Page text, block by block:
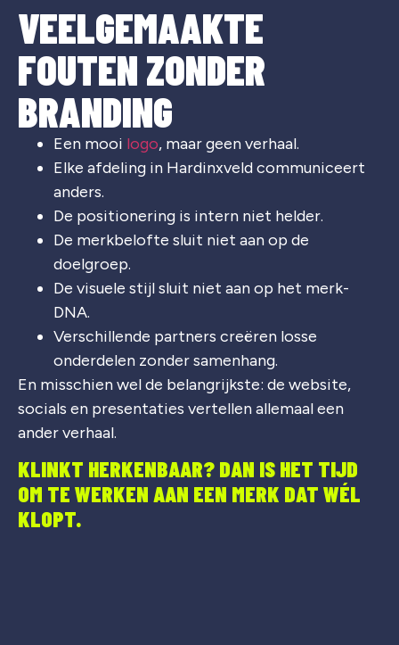
VEELGEMAAKTE
FOUTEN ZONDER
BRANDING
Een mooi logo, maar geen verhaal.
Elke afdeling in Hardinxveld communiceert
anders.
De positionering is intern niet helder.
De merkbelofte sluit niet aan op de
doelgroep.
De visuele stijl sluit niet aan op het merk-
DNA.
Verschillende partners creëren losse
onderdelen zonder samenhang.
En misschien wel de belangrijkste: de website,
socials en presentaties vertellen allemaal een
ander verhaal.
KLINKT HERKENBAAR? DAN IS HET TIJD
OM TE WERKEN AAN EEN MERK DAT WÉL
KLOPT.